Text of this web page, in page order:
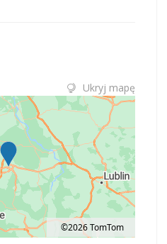
Ukryj mapę
©2026 TomTom